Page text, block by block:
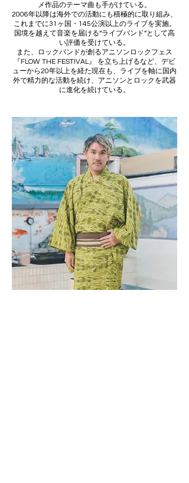
メ作品のテーマ曲も手がけている。
2006年以降は海外での活動にも積極的に取り組み、
これまでに31ヶ国・145公演以上のライブを実施。
国境を越えて音楽を届ける“ライブバンド”として高
い評価を受けている。
また、ロックバンドが創るアニソンロックフェス
『FLOW THE FESTIVAL』 を立ち上げるなど、デビ
ューから20年以上を経た現在も、ライブを軸に国内
外で精力的な活動を続け、アニソンとロックを武器
に進化を続けている。